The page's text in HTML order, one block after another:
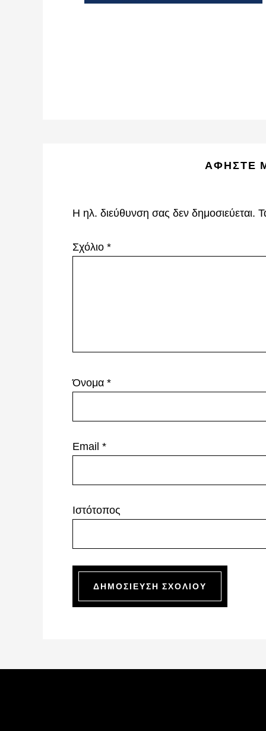
ΑΦΉΣΤΕ
Η ηλ. διεύθυνση σας δεν δημοσιεύεται.
Σχόλιο *
Όνομα *
Email *
Ιστότοπος